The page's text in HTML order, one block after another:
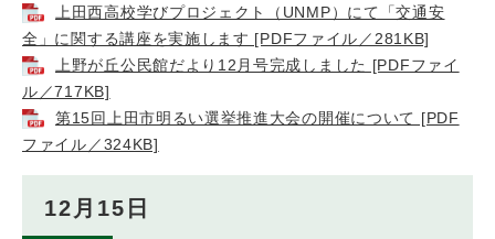
上田西高校学びプロジェクト（UNMP）にて「交通安
全」に関する講座を実施します [PDFファイル／281KB]
上野が丘公民館だより12月号完成しました [PDFファイ
ル／717KB]
第15回上田市明るい選挙推進大会の開催について [PDF
ファイル／324KB]
12月15日